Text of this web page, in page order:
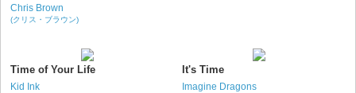
Chris Brown
(クリス・ブラウン)
Time of Your Life
Kid Ink
It's Time
Imagine Dragons